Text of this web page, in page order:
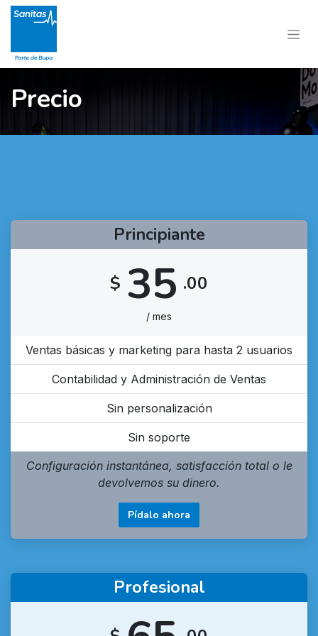
Precio
Principiante
$ 35 .00
/ mes
Ventas básicas y marketing para hasta 2 usuarios
Contabilidad y Administración de Ventas
Sin personalización
Sin soporte
Configuración instantánea, satisfacción total o le
devolvemos su dinero.
Pídalo ahora
Profesional